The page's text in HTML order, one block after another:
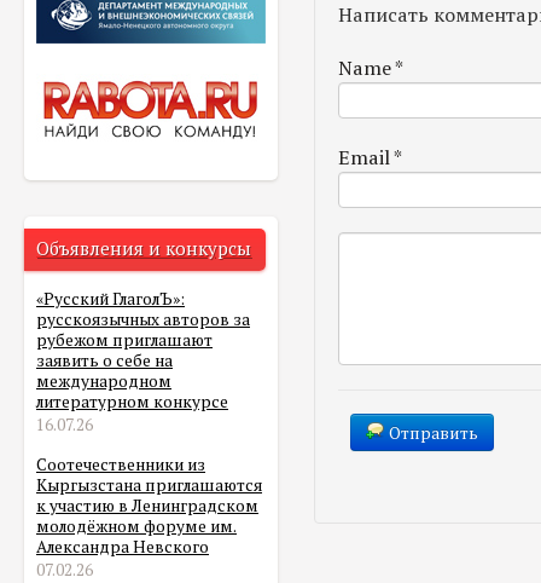
Объявления и конкурсы
«Русский ГлаголЪ»:
русскоязычных авторов за
рубежом приглашают
заявить о себе на
международном
литературном конкурсе
16.07.26
Соотечественники из
Кыргызстана приглашаются
к участию в Ленинградском
молодёжном форуме им.
Александра Невского
07.02.26
Написать
Name*
Email*
Отправить